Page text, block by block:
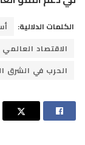
الكلمات الدلالية:
الاقتصاد العالمي
الحرب في الشرق